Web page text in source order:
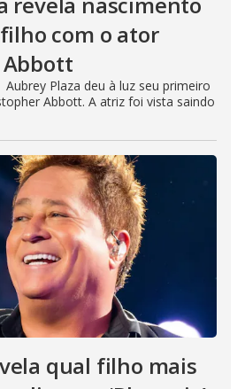
com o ator
Plaza deu à luz seu primeiro
Abbott. A atriz foi vista saindo
qual filho mais